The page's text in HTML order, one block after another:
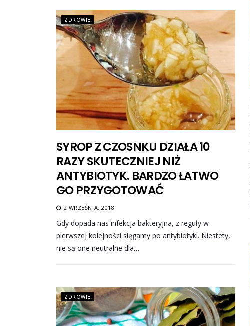
ZDROWIE
SYROP Z CZOSNKU DZIAŁA 10
RAZY SKUTECZNIEJ NIŻ
ANTYBIOTYK. BARDZO ŁATWO
GO PRZYGOTOWAĆ
2 WRZEŚNIA, 2018
Gdy dopada nas infekcja bakteryjna, z reguły w
pierwszej kolejności sięgamy po antybiotyki. Niestety,
nie są one neutralne dla…
ZDROWIE